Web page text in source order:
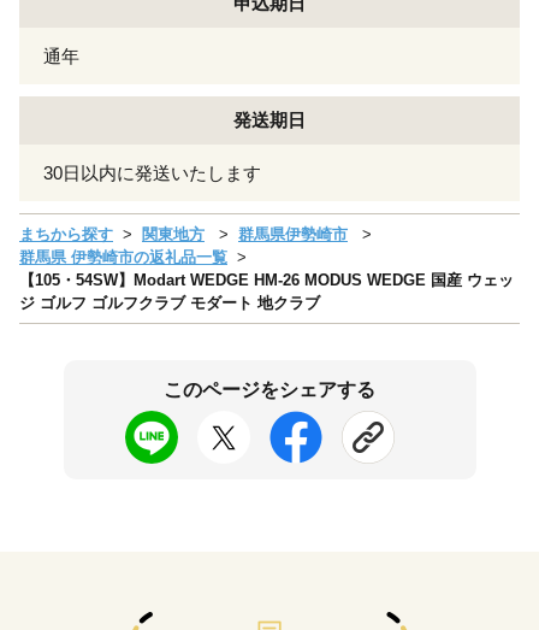
通年
発送期日
30日以内に発送いたします
まちから探す 関東地方
群馬県伊勢崎市
群馬県 伊勢崎市の返礼品一覧
【105・54SW】Modart WEDGE HM-26 MODUS WEDGE 国産 ウェッ
ジ ゴルフ ゴルフクラブ モダート 地クラブ
このページをシェアする